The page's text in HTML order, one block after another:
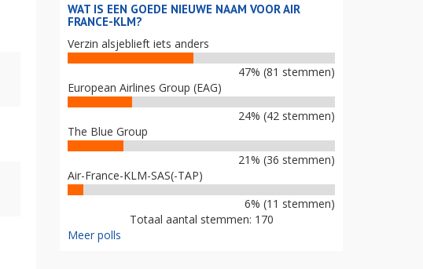
WAT IS EEN GOEDE NIEUWE NAAM VOOR AIR
FRANCE-KLM?
Verzin alsjeblieft iets anders
47% (81 stemmen)
European Airlines Group (EAG)
24% (42 stemmen)
The Blue Group
21% (36 stemmen)
Air-France-KLM-SAS(-TAP)
6% (11 stemmen)
Totaal aantal stemmen: 170
Meer polls